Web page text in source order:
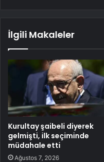
İlgili Makaleler
Kurultay şaibeli diyerek
gelmişti, ilk seçiminde
müdahale etti
Ağustos 7, 2026